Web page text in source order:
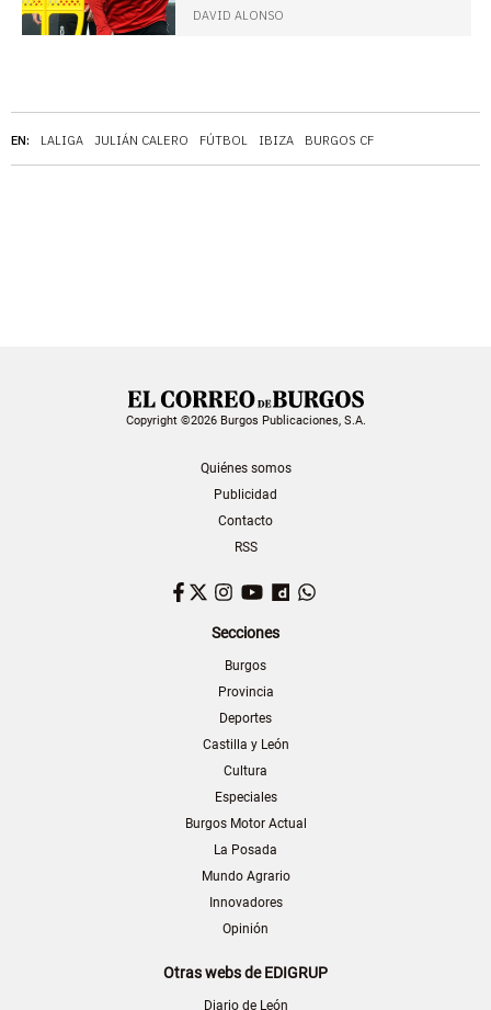
EN: LALIGA JULIÁN CALERO FÚTBOL IBIZA BURGOS CF
DAVID ALONSO
Copyright ©2026 Burgos Publicaciones, S.A.
Quiénes somos
Publicidad
Contacto
RSS
Facebook
TwitterInstagram
YouTubeDailymotion
Secciones
Burgos
Provincia
Deportes
Castilla y León
Cultura
Especiales
Burgos Motor Actual
La Posada
Mundo Agrario
Innovadores
Opinión
Otras webs de EDIGRUP
Diario de León